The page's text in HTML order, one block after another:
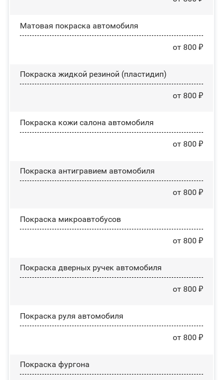
Матовая покраска автомобиля
от 800 ₽
Покраска жидкой резиной (пластидип)
от 800 ₽
Покраска кожи салона автомобиля
от 800 ₽
Покраска антигравием автомобиля
от 800 ₽
Покраска микроавтобусов
от 800 ₽
Покраска дверных ручек автомобиля
от 800 ₽
Покраска руля автомобиля
от 800 ₽
Покраска фургона